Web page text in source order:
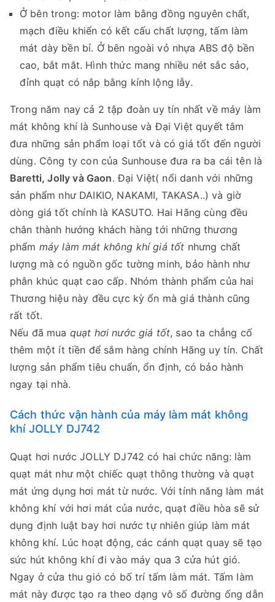
Ở bên trong: motor làm bằng đồng nguyên chất,
mạch điều khiển có kết cấu chất lượng, tấm làm
mát dày bền bỉ. Ở bên ngoài vỏ nhựa ABS độ bền
cao, bắt mắt. Hình thức mang nhiều nét sắc sảo,
đỉnh quạt có nắp bằng kính lộng lẫy.
Trong năm nay cả 2 tập đoàn uy tín nhất về máy làm
mát không khí là Sunhouse và Đại Việt quyết tâm
đưa những sản phẩm loại tốt và có giá tốt đến người
dùng. Công ty con của Sunhouse đưa ra ba cái tên là
Baretti, Jolly và Gaon. Đại Việt( nổi danh với những
sản phẩm như DAIKIO, NAKAMI, TAKASA..) và giờ
dòng giá tốt chính là KASUTO. Hai Hãng cùng đều
chân thành hướng khách hàng tới những thương
phẩm máy làm mát không khí giá tốt nhưng chất
lượng mà có nguồn gốc tường minh, bảo hành như
phân khúc quạt cao cấp. Nhóm thành phẩm của hai
Thương hiệu này đều cực kỳ ổn mà giá thành cũng
rất tốt.
Nếu đã mua quạt hơi nước giá tốt, sao ta chẳng cố
thêm một ít tiền để sắm hàng chính Hãng uy tín. Chất
lượng sản phẩm tiêu chuẩn, ổn định, có bảo hành
ngay tại nhà.
Cách thức vận hành của máy làm mát không
khí JOLLY DJ742
Quạt hơi nước JOLLY DJ742 có hai chức năng: làm
quạt mát như một chiếc quạt thông thường và quạt
mát ứng dụng hơi mát từ nước. Với tính năng làm mát
không khí với hơi mát của nước, quạt điều hòa sẽ sử
dụng định luật bay hơi nước tự nhiên giúp làm mát
không khí. Lúc hoạt động, các cánh quạt quay sẽ tạo
sức hút không khí đi vào máy qua 3 cửa hút gió.
Ngay ở cửa thu gió có bố trí tấm làm mát. Tấm làm
mát này được tạo ra theo dạng vô số đường ống dẫn